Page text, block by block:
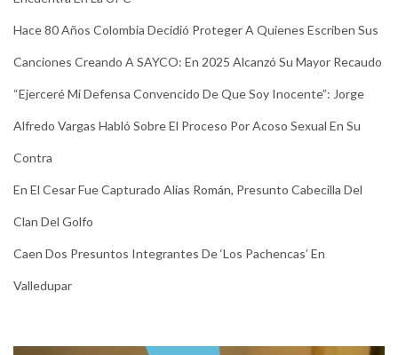
Hace 80 Años Colombia Decidió Proteger A Quienes Escriben Sus
Canciones Creando A SAYCO: En 2025 Alcanzó Su Mayor Recaudo
“Ejerceré Mi Defensa Convencido De Que Soy Inocente”: Jorge
Alfredo Vargas Habló Sobre El Proceso Por Acoso Sexual En Su
Contra
En El Cesar Fue Capturado Alias Román, Presunto Cabecilla Del
Clan Del Golfo
Caen Dos Presuntos Integrantes De ‘Los Pachencas’ En
Valledupar